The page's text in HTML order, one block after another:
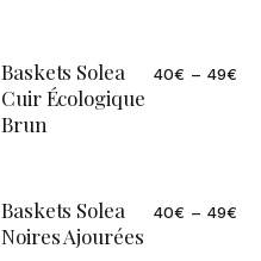
Baskets Solea
Cuir Écologique
Brun
40€ – 49€
Baskets Solea
Noires Ajourées
40€ – 49€